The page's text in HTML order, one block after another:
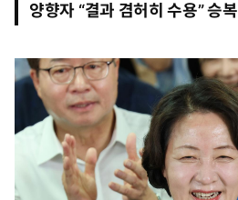
일
시
0
9
분
양향자 “결과 겸허히 수용” 승복